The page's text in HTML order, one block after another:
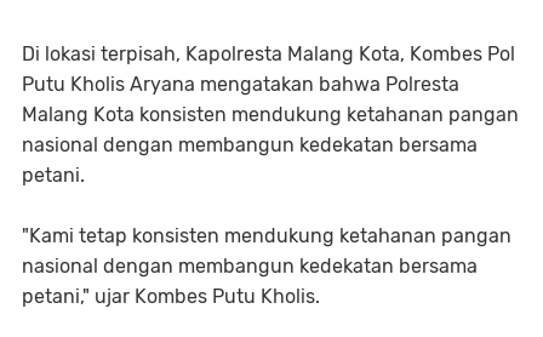
Di lokasi terpisah, Kapolresta Malang Kota, Kombes Pol
Putu Kholis Aryana mengatakan bahwa Polresta
Malang Kota konsisten mendukung ketahanan pangan
nasional dengan membangun kedekatan bersama
petani.
"Kami tetap konsisten mendukung ketahanan pangan
nasional dengan membangun kedekatan bersama
petani," ujar Kombes Putu Kholis.